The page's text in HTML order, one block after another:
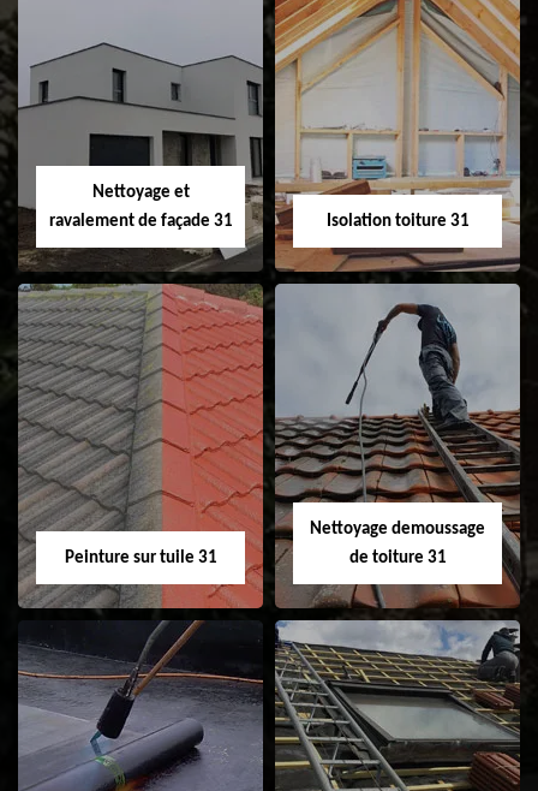
Pose et
changement de
fenêtre de toit et
Velux 31
Nettoyage et pose
Nettoyage et
ravalement de façade 31
Nettoyage et
ravalement de
façade 31
Isolation toiture 31
Isolation toiture 31
Peinture sur tuile 31
Peinture sur tuile
31
Nettoyage demoussage
de toiture 31
Nettoyage
demoussage de